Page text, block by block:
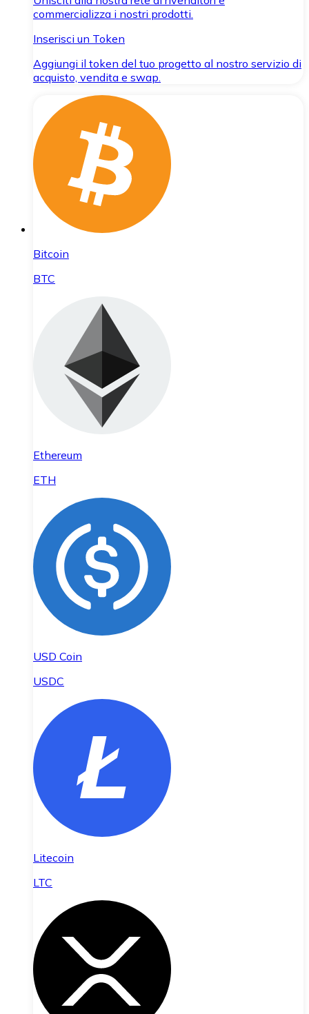
commercializza i nostri prodotti.
Inserisci un Token
Aggiungi il token del tuo progetto al nostro servizio di
acquisto, vendita e swap.
Bitcoin
BTC
Ethereum
ETH
USD Coin
USDC
Litecoin
LTC